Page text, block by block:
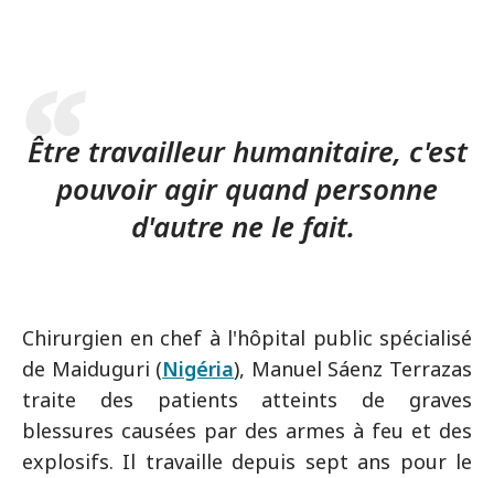
Être travailleur humanitaire, c'est
pouvoir agir quand personne
d'autre ne le fait.
Chirurgien en chef à l'hôpital public spécialisé
de Maiduguri (Nigéria), Manuel Sáenz Terrazas
traite des patients atteints de graves
blessures causées par des armes à feu et des
explosifs. Il travaille depuis sept ans pour le